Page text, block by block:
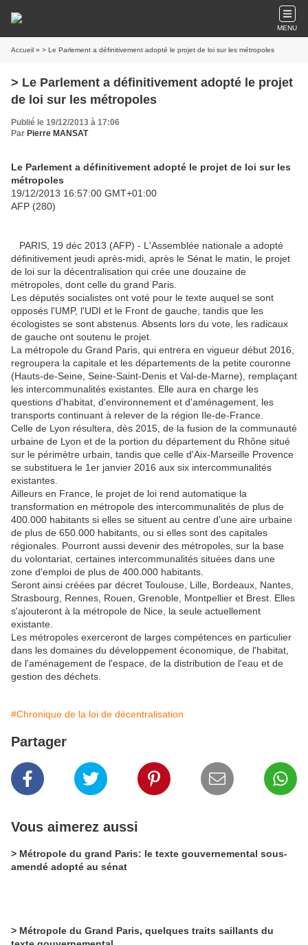
MENU
Accueil » > Le Parlement a définitivement adopté le projet de loi sur les métropoles
> Le Parlement a définitivement adopté le projet
de loi sur les métropoles
Publié le 19/12/2013 à 17:06
Par Pierre MANSAT
Le Parlement a définitivement adopté le projet de loi sur les
métropoles
19/12/2013 16:57:00 GMT+01:00
AFP (280)
PARIS, 19 déc 2013 (AFP) - L'Assemblée nationale a adopté
définitivement jeudi après-midi, après le Sénat le matin, le projet
de loi sur la décentralisation qui crée une douzaine de
métropoles, dont celle du grand Paris.
Les députés socialistes ont voté pour le texte auquel se sont
opposés l'UMP, l'UDI et le Front de gauche, tandis que les
écologistes se sont abstenus. Absents lors du vote, les radicaux
de gauche ont soutenu le projet.
La métropole du Grand Paris, qui entrera en vigueur début 2016,
regroupera la capitale et les départements de la petite couronne
(Hauts-de-Seine, Seine-Saint-Denis et Val-de-Marne), remplaçant
les intercommunalités existantes. Elle aura en charge les
questions d'habitat, d'environnement et d'aménagement, les
transports continuant à relever de la région Ile-de-France.
Celle de Lyon résultera, dès 2015, de la fusion de la communauté
urbaine de Lyon et de la portion du département du Rhône situé
sur le périmètre urbain, tandis que celle d'Aix-Marseille Provence
se substituera le 1er janvier 2016 aux six intercommunalités
existantes.
Ailleurs en France, le projet de loi rend automatique la
transformation en métropole des intercommunalités de plus de
400.000 habitants si elles se situent au centre d'une aire urbaine
de plus de 650.000 habitants, ou si elles sont des capitales
régionales. Pourront aussi devenir des métropoles, sur la base
du volontariat, certaines intercommunalités situées dans une
zone d'emploi de plus de 400.000 habitants.
Seront ainsi créées par décret Toulouse, Lille, Bordeaux, Nantes,
Strasbourg, Rennes, Rouen, Grenoble, Montpellier et Brest. Elles
s'ajouteront à la métropole de Nice, la seule actuellement
existante.
Les métropoles exerceront de larges compétences en particulier
dans les domaines du développement économique, de l'habitat,
de l'aménagement de l'espace, de la distribution de l'eau et de
gestion des déchets.
#Chronique de la loi de décentralisation
Partager
Vous aimerez aussi
> Métropole du grand Paris: le texte gouvernemental sous-
amendé adopté au sénat
> Métropole du Grand Paris, quelques traits saillants du